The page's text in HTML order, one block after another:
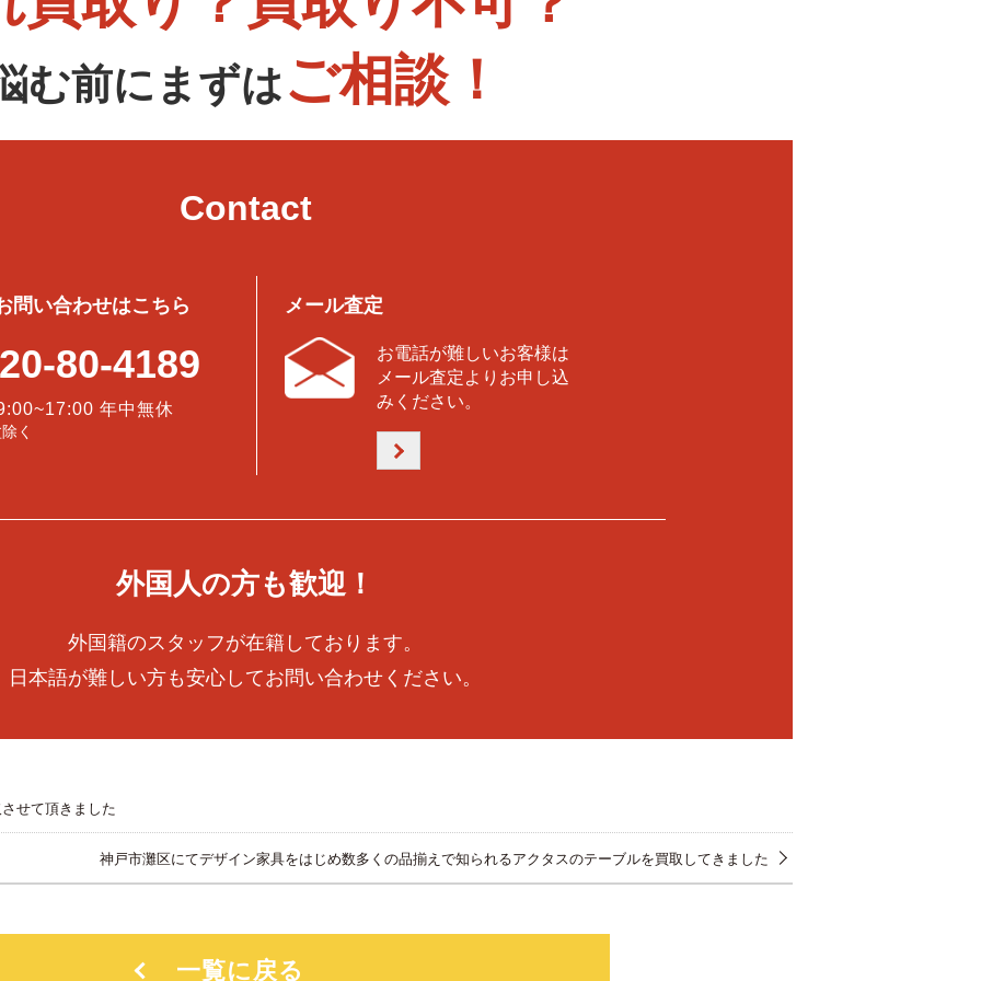
む前にまずはご相談！
Contact
問い合わせはこちら
80-4189
年中無休
く
メール査定
お電話が難しいお客様は
メール査定よりお申し込
みください。
外国人の方も歓迎！
外国籍のスタッフが在籍しております。
日本語が難しい方も安心してお問い合わせください。
せて頂きました
神戸市灘区にてデザイン家具をはじめ数多くの品揃えで知られるアクタスのテーブルを買取してきました
一覧に戻る